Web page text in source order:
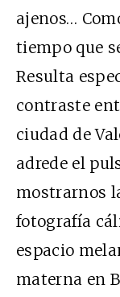
ajenos…
tiempo que
Resulta e
contraste
ciudad de
adrede el
mostrarnos
fotografía
espacio
materna en